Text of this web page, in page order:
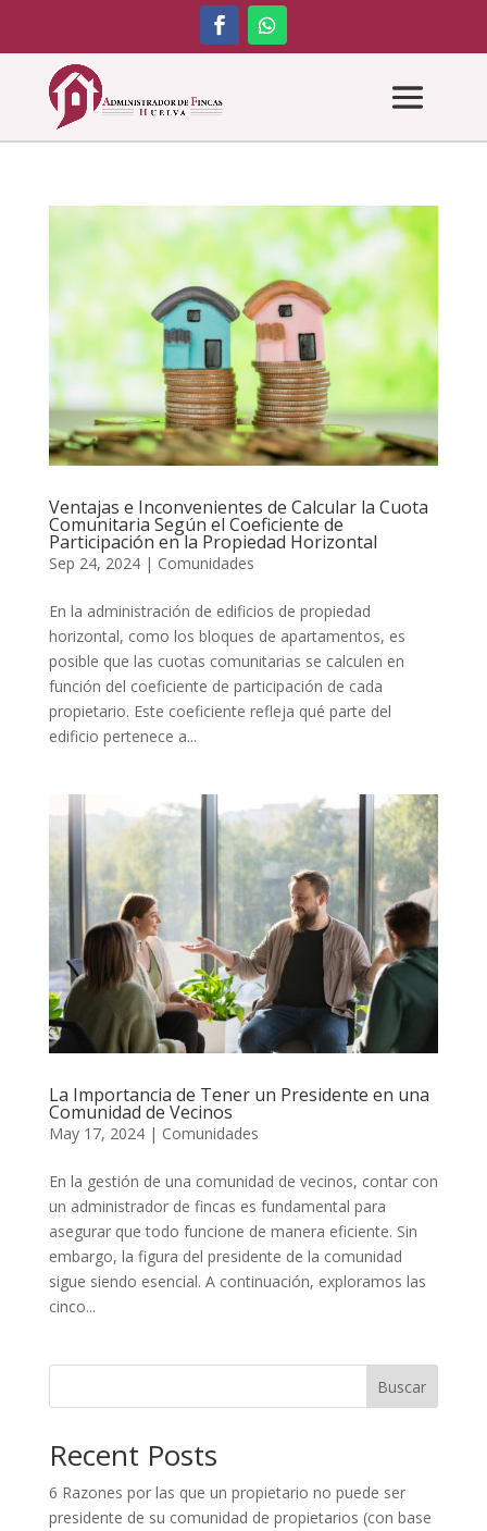
Ventajas e Inconvenientes de Calcular la Cuota
Comunitaria Según el Coeficiente de
Participación en la Propiedad Horizontal
Sep 24, 2024| Comunidades
En la administración de edificios de propiedad
horizontal, como los bloques de apartamentos, es
posible que las cuotas comunitarias se calculen en
función del coeficiente de participación de cada
propietario. Este coeficiente refleja qué parte del
edificio pertenece a...
La Importancia de Tener un Presidente en una
Comunidad de Vecinos
May 17, 2024| Comunidades
En la gestión de una comunidad de vecinos, contar con
un administrador de fincas es fundamental para
asegurar que todo funcione de manera eficiente. Sin
embargo, la figura del presidente de la comunidad
sigue siendo esencial. A continuación, exploramos las
cinco...
Buscar
Recent Posts
6 Razones por las que un propietario no puede ser
presidente de su comunidad de propietarios (con base